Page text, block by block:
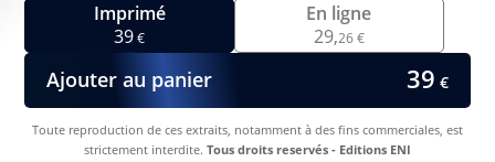
Imprimé
39€
En ligne
29,26 €
Ajouter au panier 39 €
Toute reproduction de ces extraits, notamment à des fins commerciales, est
strictement interdite. Tous droits reservés - Editions ENI